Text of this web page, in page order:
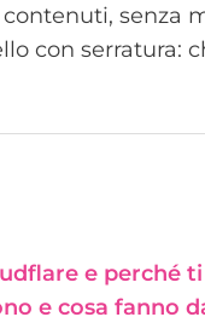
senza
con serratura:
e perché
e cosa fanno